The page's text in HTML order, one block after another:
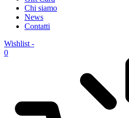
Chi siamo
News
Contatti
Wishlist -
0